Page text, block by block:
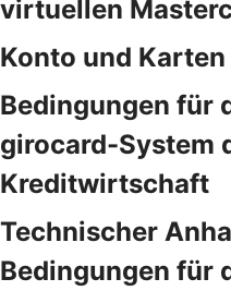
virtuellen
Konto und Karten
Bedingungen für
girocard-System
Kreditwirtschaft
Technischer
Bedingungen für